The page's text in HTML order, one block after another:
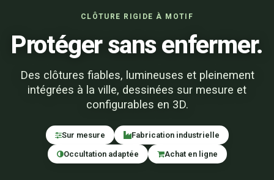
CLÔTURE RIGIDE À MOTIF
Protéger sans enfermer.
Des clôtures fiables, lumineuses et pleinement
intégrées à la ville, dessinées sur mesure et
configurables en 3D.
Sur mesure Fabrication industrielle
Occultation adaptée Achat en ligne